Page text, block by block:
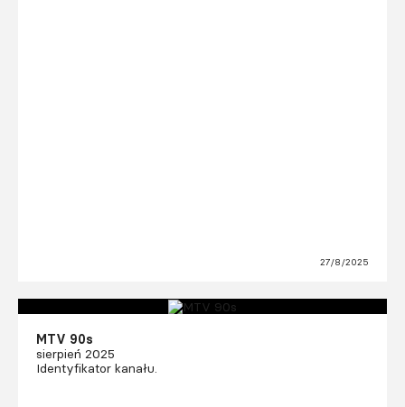
27/8/2025
MTV 90s
sierpień 2025
Identyfikator kanału.